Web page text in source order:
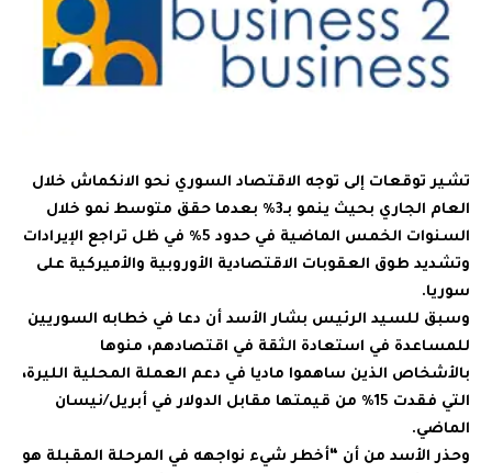
تشير توقعات إلى توجه الاقتصاد السوري نحو الانكماش خلال
العام الجاري بحيث ينمو بـ3% بعدما حقق متوسط نمو خلال
السنوات الخمس الماضية في حدود 5% في ظل تراجع الإيرادات
وتشديد طوق العقوبات الاقتصادية الأوروبية والأميركية على
سوريا.
وسبق للسيد الرئيس بشار الأسد أن دعا في خطابه السوريين
للمساعدة في استعادة الثقة في اقتصادهم، منوها
بالأشخاص الذين ساهموا ماديا في دعم العملة المحلية الليرة،
التي فقدت 15% من قيمتها مقابل الدولار في أبريل/نيسان
الماضي.
وحذر الأسد من أن “أخطر شيء نواجهه في المرحلة المقبلة هو